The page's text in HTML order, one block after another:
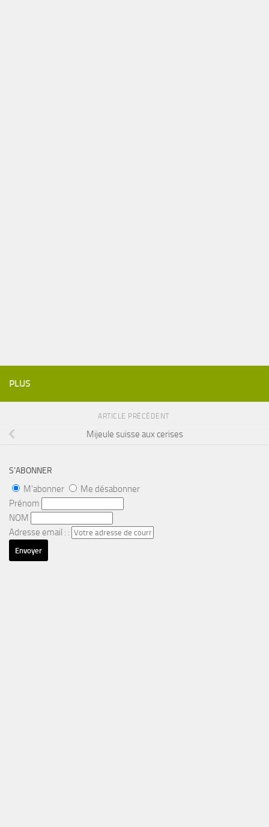
PLUS
ARTICLE PRÉCÉDENT
Mijeule suisse aux cerises
S’ABONNER
M'abonner
Me désabonner
Prénom
NOM
Adresse email : :